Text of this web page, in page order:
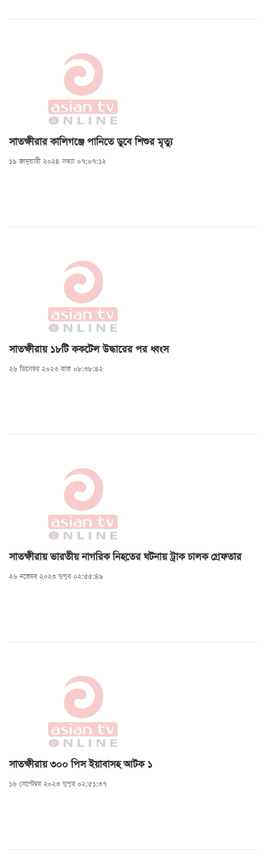
সাতক্ষীরার কালিগঞ্জে পানিতে ডুবে শিশুর মৃত্যু
১৯ জানুয়ারী ২০২৪ সন্ধ্যা ০৭:০৭:১২
সাতক্ষীরায় ১৮টি ককটেল উদ্ধারের পর ধ্বংস
২৬ ডিসেম্বর ২০২৩ রাত ০৮:৩৮:৪২
সাতক্ষীরায় ভারতীয় নাগরিক নিহতের ঘটনায় ট্রাক চালক গ্রেফতার
২৬ নভেম্বর ২০২৩ দুপুর ০২:৫৫:৪৯
সাতক্ষীরায় ৩০০ পিস ইয়াবাসহ আটক ১
১৬ সেপ্টেম্বর ২০২৩ দুপুর ০২:৫১:৩৭